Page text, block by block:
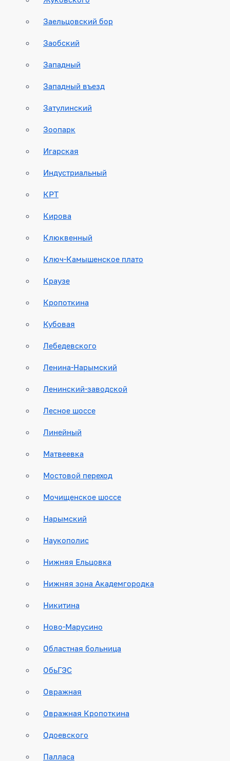
Заельцовский бор
Заобский
Западный
Западный въезд
Затулинский
Зоопарк
Игарская
Индустриальный
КРТ
Кирова
Клюквенный
Ключ-Камышенское плато
Краузе
Кропоткина
Кубовая
Лебедевского
Ленина-Нарымский
Ленинский-заводской
Лесное шоссе
Линейный
Матвеевка
Мостовой переход
Мочищенское шоссе
Нарымский
Наукополис
Нижняя Ельцовка
Нижняя зона Академгородка
Никитина
Ново-Марусино
Областная больница
ОбьГЭС
Овражная
Овражная Кропоткина
Одоевского
Палласа